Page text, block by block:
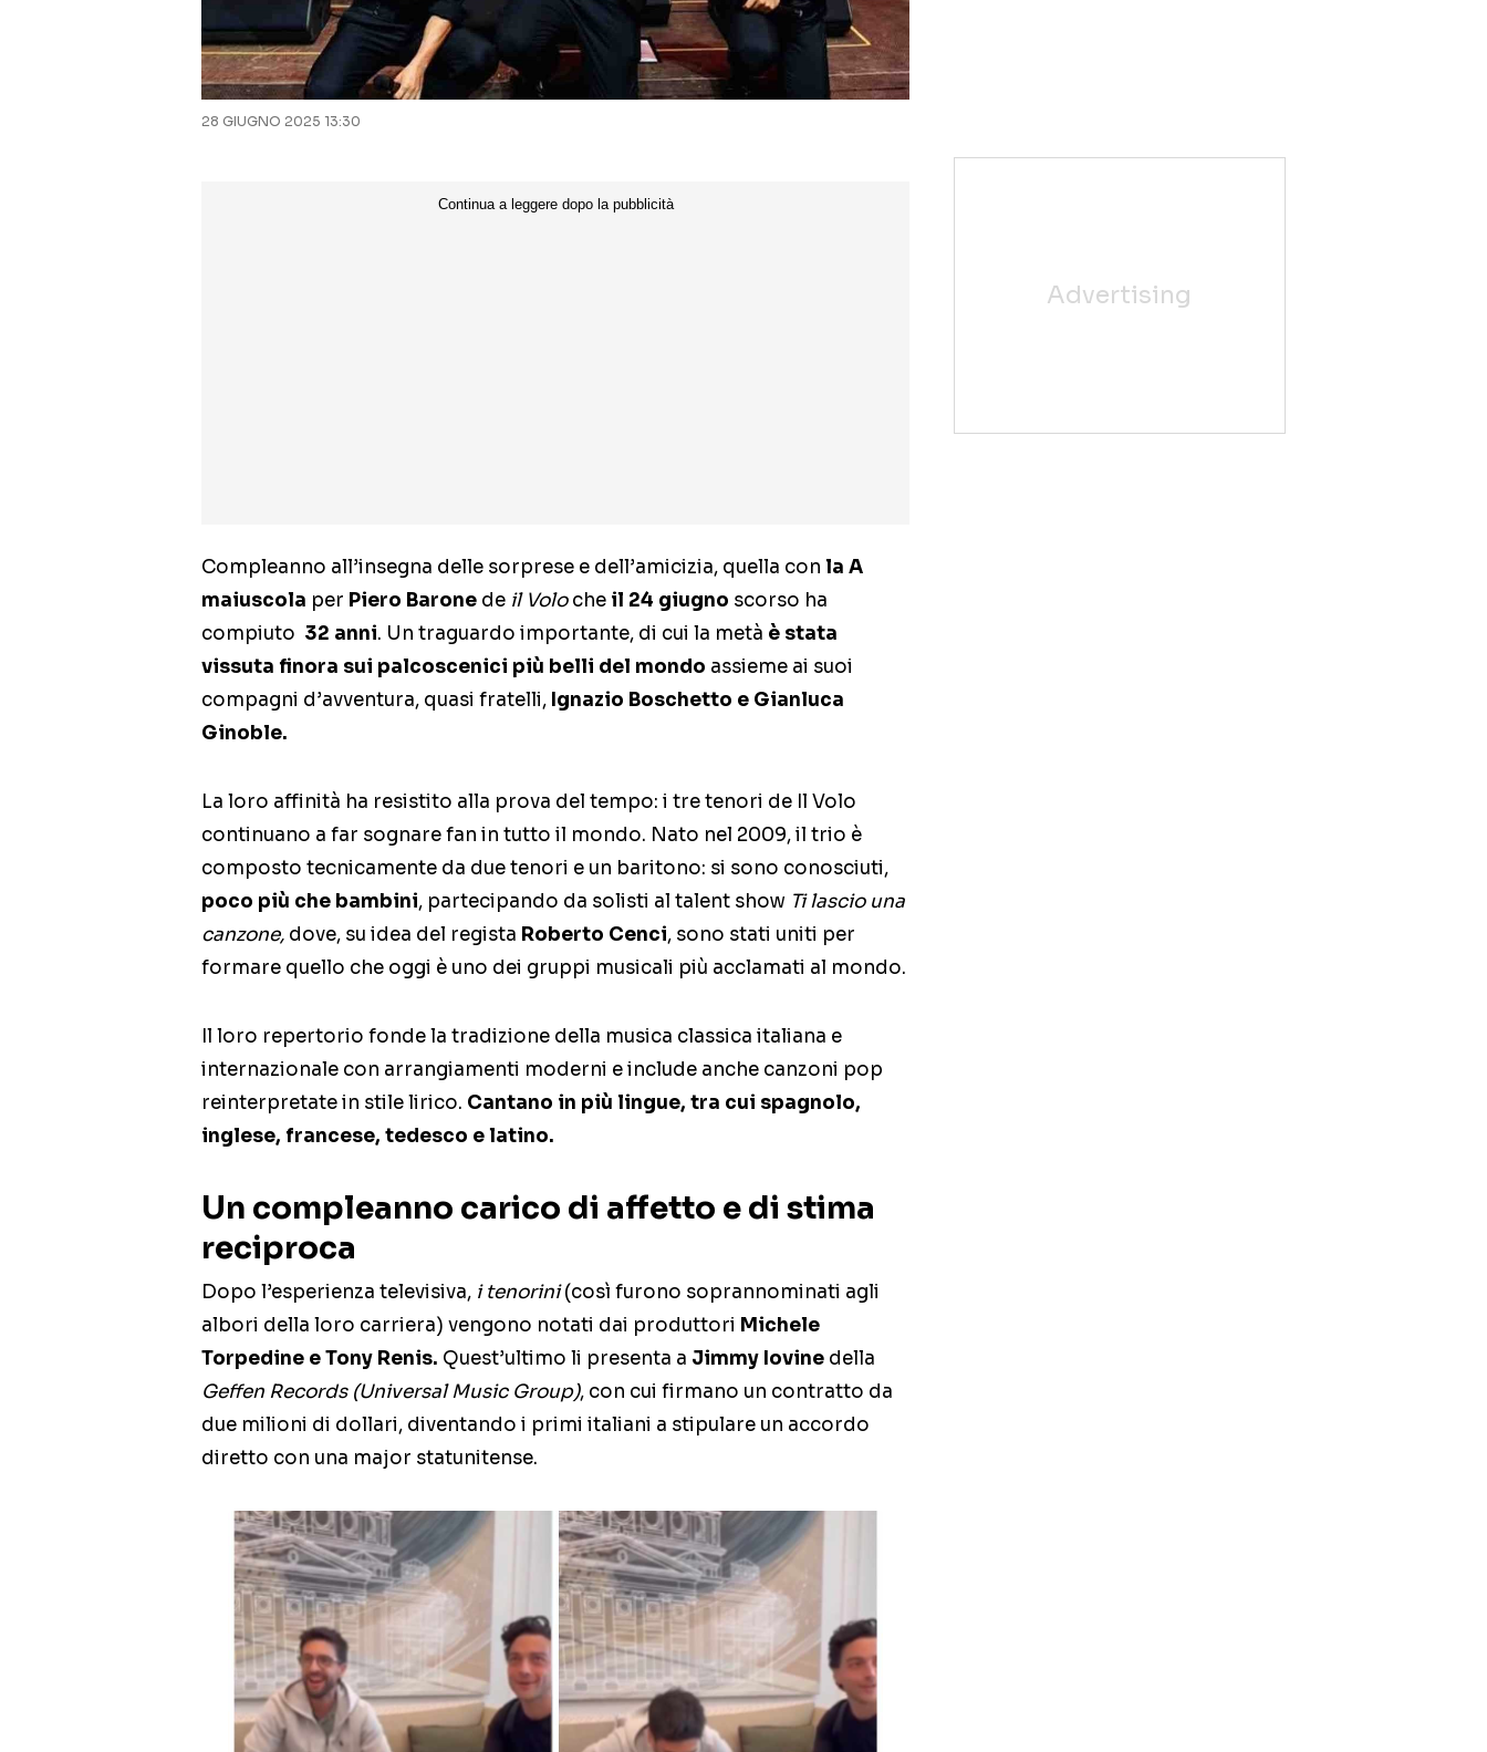
28 GIUGNO 2025 13:30
Compleanno all’insegna delle sorprese e dell’amicizia, quella con la A
maiuscola per Piero Barone de il Voloche il 24 giugno scorso ha
compiuto 32 anni. Un traguardo importante, di cui la metà è stata
vissuta finora sui palcoscenici più belli del mondo assieme ai suoi
compagni d’avventura, quasi fratelli, Ignazio Boschetto e Gianluca
Ginoble.
La loro affinità ha resistito alla prova del tempo: i tre tenori de Il Volo
continuano a far sognare fan in tutto il mondo. Nato nel 2009, il trio è
composto tecnicamente da due tenori e un baritono: si sono conosciuti,
poco più che bambini, partecipando da solisti al talent show Ti lascio una
canzone, dove, su idea del regista Roberto Cenci, sono stati uniti per
formare quello che oggi è uno dei gruppi musicali più acclamati al mondo.
Il loro repertorio fonde la tradizione della musica classica italiana e
internazionale con arrangiamenti moderni e include anche canzoni pop
reinterpretate in stile lirico. Cantano in più lingue, tra cui spagnolo,
inglese, francese, tedesco e latino.
Un compleanno carico di affetto e di stima
reciproca
Dopo l’esperienza televisiva, i tenorini(così furono soprannominati agli
albori della loro carriera) vengono notati dai produttori Michele
Torpedine e Tony Renis. Quest’ultimo li presenta a Jimmy Iovine della
Geffen Records (Universal Music Group), con cui firmano un contratto da
due milioni di dollari, diventando i primi italiani a stipulare un accordo
diretto con una major statunitense.